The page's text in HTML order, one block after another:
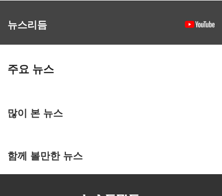
뉴스리듬
주요 뉴스
많이 본 뉴스
함께 볼만한 뉴스